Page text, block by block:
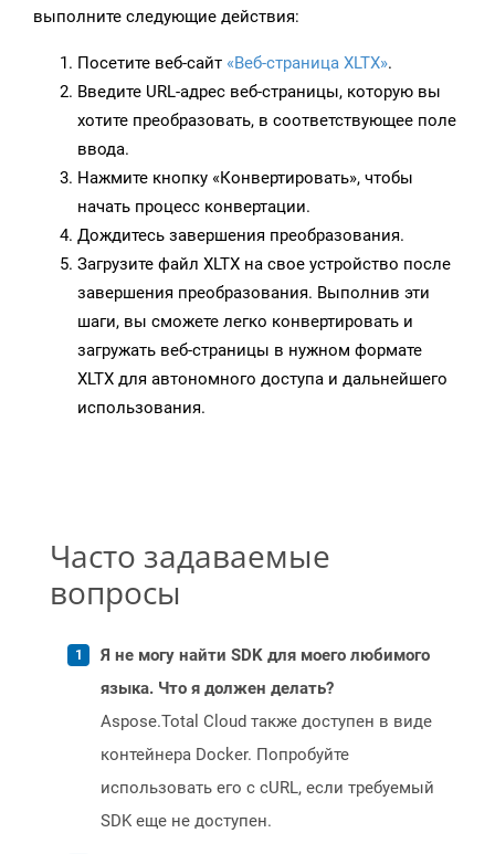
выполните следующие действия:
Посетите веб-сайт «Веб-страница XLTX».
Введите URL-адрес веб-страницы, которую вы
хотите преобразовать, в соответствующее поле
ввода.
Нажмите кнопку «Конвертировать», чтобы
начать процесс конвертации.
Дождитесь завершения преобразования.
Загрузите файл XLTX на свое устройство после
завершения преобразования. Выполнив эти
шаги, вы сможете легко конвертировать и
загружать веб-страницы в нужном формате
XLTX для автономного доступа и дальнейшего
использования.
Часто задаваемые
вопросы
Я не могу найти SDK для моего любимого
языка. Что я должен делать?
Aspose.Total Cloud также доступен в виде
контейнера Docker. Попробуйте
использовать его с cURL, если требуемый
SDK еще не доступен.